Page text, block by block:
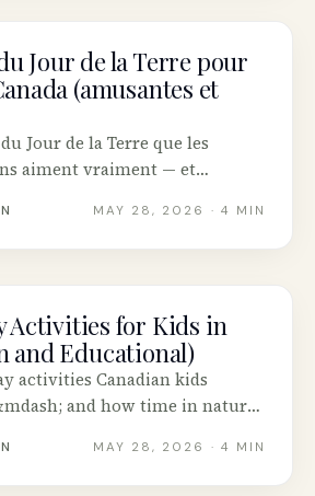
Jour de la Terre pour
(amusantes et
Jour de la Terre que les
aiment vraiment — et
sans créer d’éco-
MAY 28, 2026 · 4 MIN
Activities for Kids in
and Educational)
activities Canadian kids
and how time in nature
MAY 28, 2026 · 4 MIN